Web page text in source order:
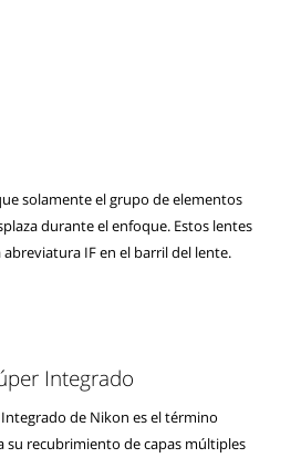
solamente el grupo de elementos
durante el enfoque. Estos lentes
IF en el barril del lente.
Integrado
de Nikon es el término
su recubrimiento de capas múltiples